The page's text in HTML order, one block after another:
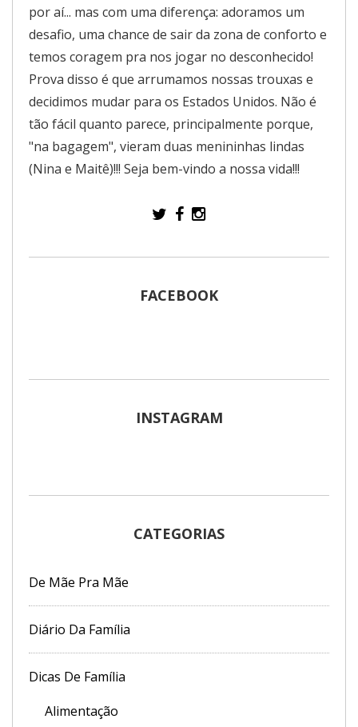
por aí... mas com uma diferença: adoramos um
desafio, uma chance de sair da zona de conforto e
temos coragem pra nos jogar no desconhecido!
Prova disso é que arrumamos nossas trouxas e
decidimos mudar para os Estados Unidos. Não é
tão fácil quanto parece, principalmente porque,
"na bagagem", vieram duas menininhas lindas
(Nina e Maitê)!!! Seja bem-vindo a nossa vida!!!
FACEBOOK
INSTAGRAM
CATEGORIAS
De Mãe Pra Mãe
Diário Da Família
Dicas De Família
Alimentação